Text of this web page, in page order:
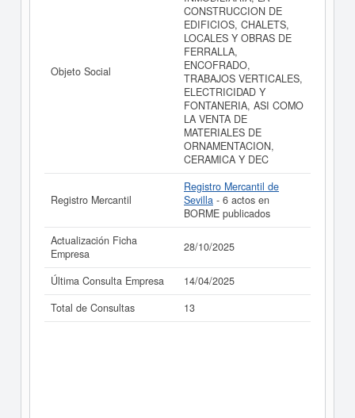
resultados de sus años de actividad, así como los
balances y cuentas de resultados disponibles.
La última actualización del informe de empresa se ha
realizado el 28/10/2025.
Objeto Social
CONSTRUCCION DE
EDIFICIOS, CHALETS,
LOCALES Y OBRAS DE
FERRALLA,
ENCOFRADO,
TRABAJOS VERTICALES,
ELECTRICIDAD Y
FONTANERIA, ASI COMO
LA VENTA DE
MATERIALES DE
ORNAMENTACION,
CERAMICA Y DEC
Registro Mercantil
Registro Mercantil de
Sevilla - 6 actos en
BORME publicados
Actualización Ficha
Empresa
28/10/2025
Última Consulta Empresa
14/04/2025
Total de Consultas
13